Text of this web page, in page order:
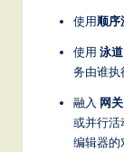
使用顺序
使用 泳道
务由谁执
融入 网关
或并行活
编辑器的